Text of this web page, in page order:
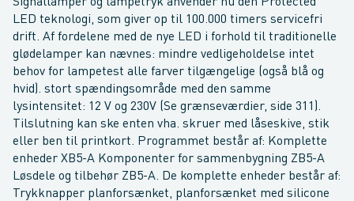
LED teknologi, som giver op til 100.000 timers servicefri
drift. Af fordelene med de nye LED i forhold til traditionelle
glødelamper kan nævnes: mindre vedligeholdelse intet
behov for lampetest alle farver tilgængelige (også blå og
hvid). stort spændingsområde med den samme
lysintensitet: 12 V og 230V (Se grænseværdier, side 311).
Tilslutning kan ske enten vha. skruer med låseskive, stik
eller ben til printkort. Programmet består af: Komplette
enheder XB5-A Komponenter for sammenbygning ZB5-A
Løsdele og tilbehør ZB5-A. De komplette enheder består af:
Trykknapper planforsænket, planforsænket med silicone